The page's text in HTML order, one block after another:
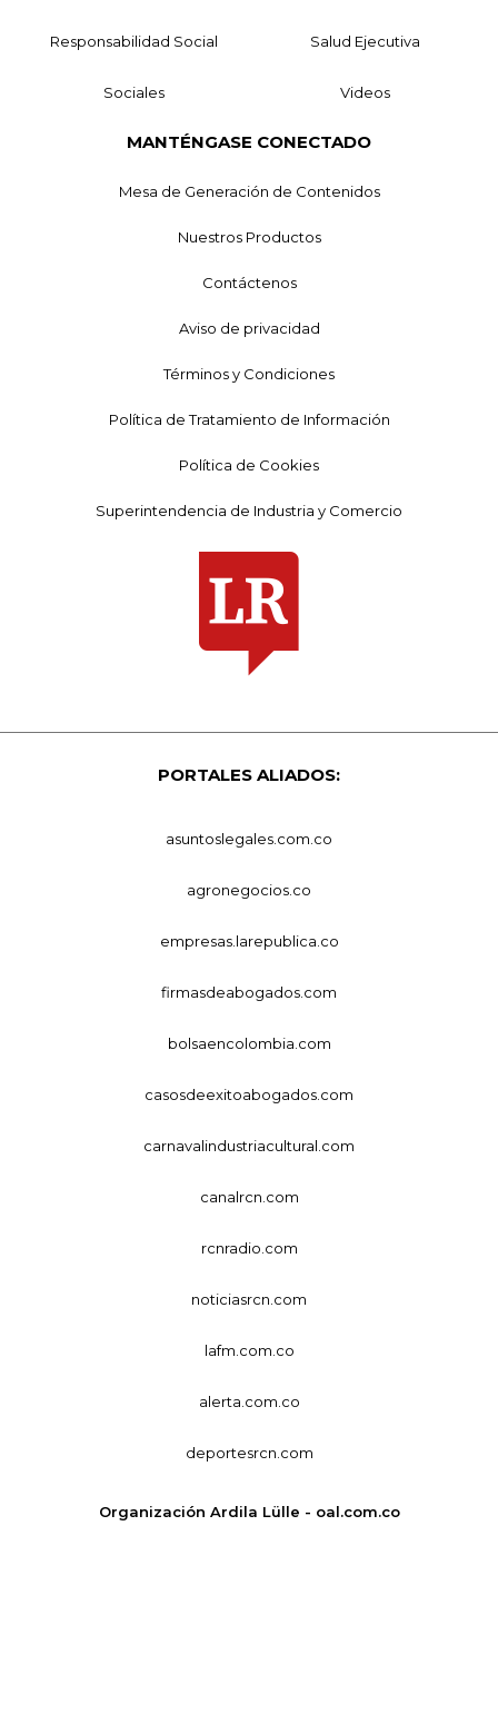
Responsabilidad Social Salud Ejecutiva
Sociales Videos
MANTÉNGASE CONECTADO
Mesa de Generación de Contenidos
Nuestros Productos
Contáctenos
Aviso de privacidad
Términos y Condiciones
Política de Tratamiento de Información
Política de Cookies
Superintendencia de Industria y Comercio
PORTALES ALIADOS:
asuntoslegales.com.co
agronegocios.co
empresas.larepublica.co
firmasdeabogados.com
bolsaencolombia.com
casosdeexitoabogados.com
carnavalindustriacultural.com
canalrcn.com
rcnradio.com
noticiasrcn.com
lafm.com.co
alerta.com.co
deportesrcn.com
Organización Ardila Lülle - oal.com.co